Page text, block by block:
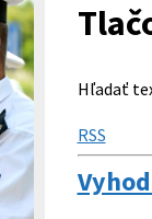
Hľadať
RSS